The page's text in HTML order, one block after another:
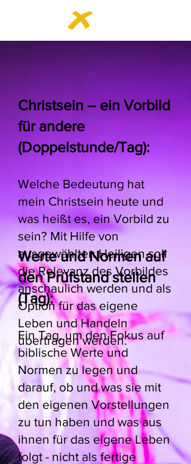
Christsein – ein Vorbild
für andere
(Doppelstunde/Tag):
Welche Bedeutung hat
mein Christsein heute und
was heißt es, ein Vorbild zu
sein? Mit Hilfe von
ausgewählten Heiligen soll
die Relevanz des Vorbildes
anschaulich werden und als
Option für das eigene
Leben und Handeln
übertragen werden.
Werte und Normen auf
den Prüfstand stellen
(Tag):
Ein Tag, um den Fokus auf
biblische Werte und
Normen zu legen und
darauf, ob und was sie mit
den eigenen Vorstellungen
zu tun haben und was aus
ihnen für das eigene Leben
folgt - nicht als fertige